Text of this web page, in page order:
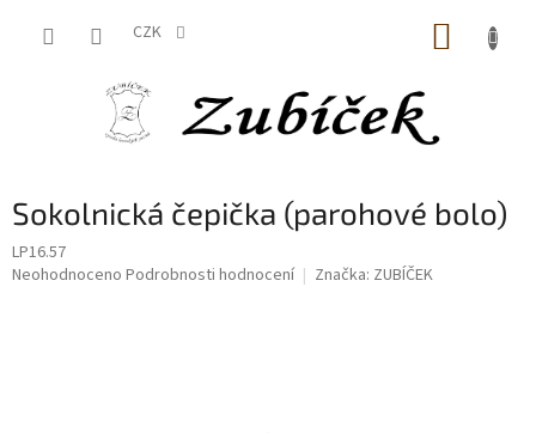
CZK
Sokolnická čepička (parohové bolo)
LP16.57
Průměrné
Neohodnoceno Podrobnosti hodnocení Značka: ZUBÍČEK